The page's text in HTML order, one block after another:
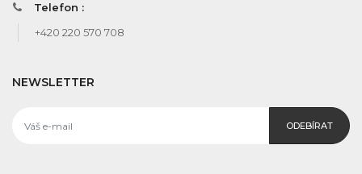
Telefon :
+420 220 570 708
NEWSLETTER
ODEBÍRAT